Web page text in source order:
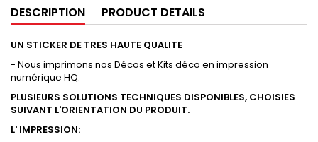
DESCRIPTION PRODUCT DETAILS
UN STICKER DE TRES HAUTE QUALITE
- Nous imprimons nos Décos et Kits déco en impression
numérique HQ.
PLUSIEURS SOLUTIONS TECHNIQUES DISPONIBLES, CHOISIES
SUIVANT L'ORIENTATION DU PRODUIT.
L' IMPRESSION: